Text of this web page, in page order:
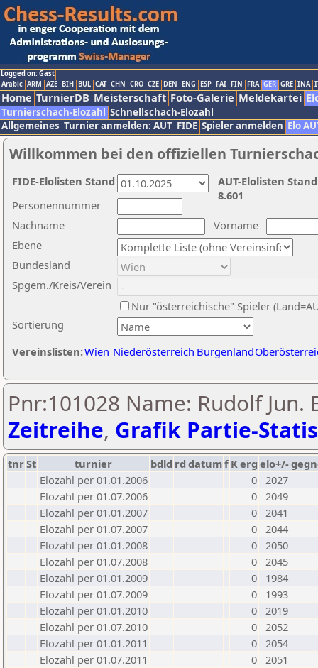
Logged on: Gast
Arabic ARM AZE BIH BUL CAT CHN CRO CZE DEN ENG ESP FAI FIN FRA GER GRE INA
Home TurnierDB Meisterschaft Foto-Galerie Meldekartei
Turnierschach-Elozahl Schnellschach-Elozahl
Allgemeines Turnier anmelden: AUT FIDE Spieler anmelden Elo
Willkommen bei den offiziellen
Nachname
Vorname
Ebene
Sortierung
Personennummer
Bundesland
Spgem./Kreis/Verein
Nur "österreichische" Spieler
Vereinslisten:Wien Niederösterreich Burgenland
AUT-Elolisten
8.601
FIDE-Elolisten Stand
Pnr:101028 Name: Rudolf Jun.
Zeitreihe, Grafik Partie-
tnrSt turnier bdld rd datumf Kerg elo+/-
Elozahl per 01.01.2006
0 2027
Elozahl per 01.07.2006
0 2049
Elozahl per 01.01.2007
0 2041
Elozahl per 01.07.2007
0 2044
Elozahl per 01.01.2008
0 2050
Elozahl per 01.07.2008
0 2045
Elozahl per 01.01.2009
0
1984
Elozahl per 01.07.2009
0
1993
Elozahl per 01.01.2010
0 2019
Elozahl per 01.07.2010
0 2052
Elozahl per 01.01.2011
0 2054
Elozahl per 01.07.2011
0 2051